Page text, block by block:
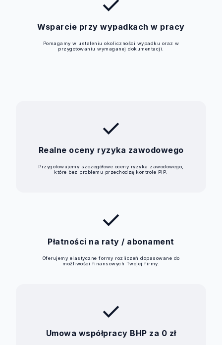
Wsparcie przy wypadkach w pracy
Pomagamy w ustaleniu okoliczności wypadku oraz w
przygotowaniu wymaganej dokumentacji.
check
Realne oceny ryzyka zawodowego
Przygotowujemy szczegółowe oceny ryzyka zawodowego,
które bez problemu przechodzą kontrole PIP.
check
Płatności na raty / abonament
Oferujemy elastyczne formy rozliczeń dopasowane do
możliwości finansowych Twojej firmy.
check
Umowa współpracy BHP za 0 zł